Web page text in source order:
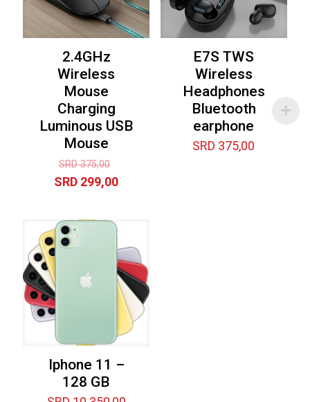
2.4GHz
Wireless
Mouse
Charging
Luminous USB
Mouse
SRD375,00
price
SRD 299,00Current
E7S TWS
Wireless
Headphones
Bluetooth
earphone
SRD 375,00
Iphone 11 –
128 GB